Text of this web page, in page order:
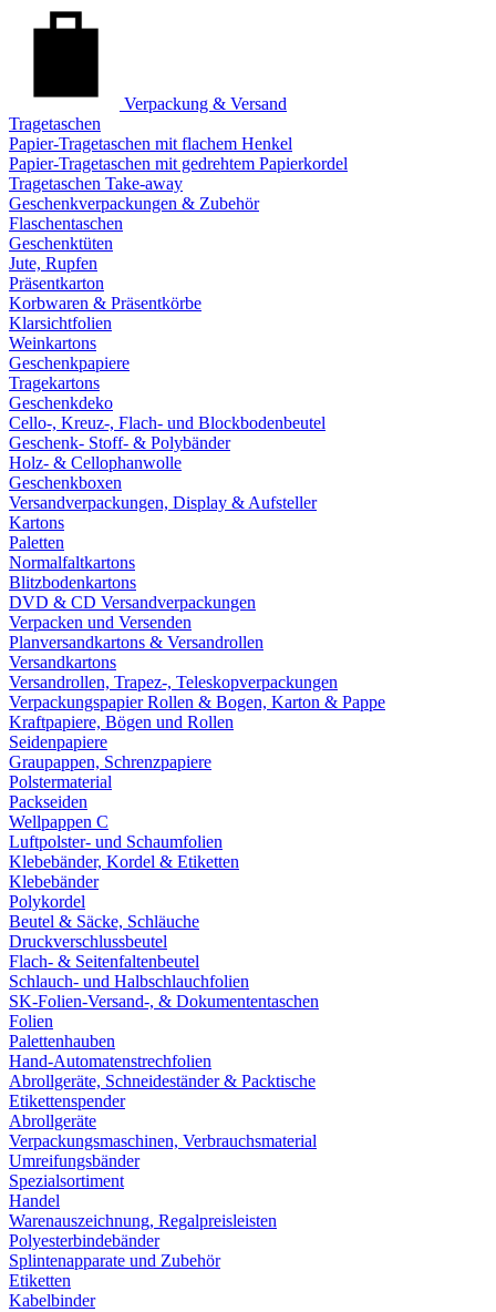
Verpackung & Versand
Tragetaschen
Papier-Tragetaschen mit flachem Henkel
Papier-Tragetaschen mit gedrehtem Papierkordel
Tragetaschen Take-away
Geschenkverpackungen & Zubehör
Flaschentaschen
Geschenktüten
Jute, Rupfen
Präsentkarton
Korbwaren & Präsentkörbe
Klarsichtfolien
Weinkartons
Geschenkpapiere
Tragekartons
Geschenkdeko
Cello-, Kreuz-, Flach- und Blockbodenbeutel
Geschenk- Stoff- & Polybänder
Holz- & Cellophanwolle
Geschenkboxen
Versandverpackungen, Display & Aufsteller
Kartons
Paletten
Normalfaltkartons
Blitzbodenkartons
DVD & CD Versandverpackungen
Verpacken und Versenden
Planversandkartons & Versandrollen
Versandkartons
Versandrollen, Trapez-, Teleskopverpackungen
Verpackungspapier Rollen & Bogen, Karton & Pappe
Kraftpapiere, Bögen und Rollen
Seidenpapiere
Graupappen, Schrenzpapiere
Polstermaterial
Packseiden
Wellpappen C
Luftpolster- und Schaumfolien
Klebebänder, Kordel & Etiketten
Klebebänder
Polykordel
Beutel & Säcke, Schläuche
Druckverschlussbeutel
Flach- & Seitenfaltenbeutel
Schlauch- und Halbschlauchfolien
SK-Folien-Versand-, & Dokumententaschen
Folien
Palettenhauben
Hand-Automatenstrechfolien
Abrollgeräte, Schneideständer & Packtische
Etikettenspender
Abrollgeräte
Verpackungsmaschinen, Verbrauchsmaterial
Umreifungsbänder
Spezialsortiment
Handel
Warenauszeichnung, Regalpreisleisten
Polyesterbindebänder
Splintenapparate und Zubehör
Etiketten
Kabelbinder